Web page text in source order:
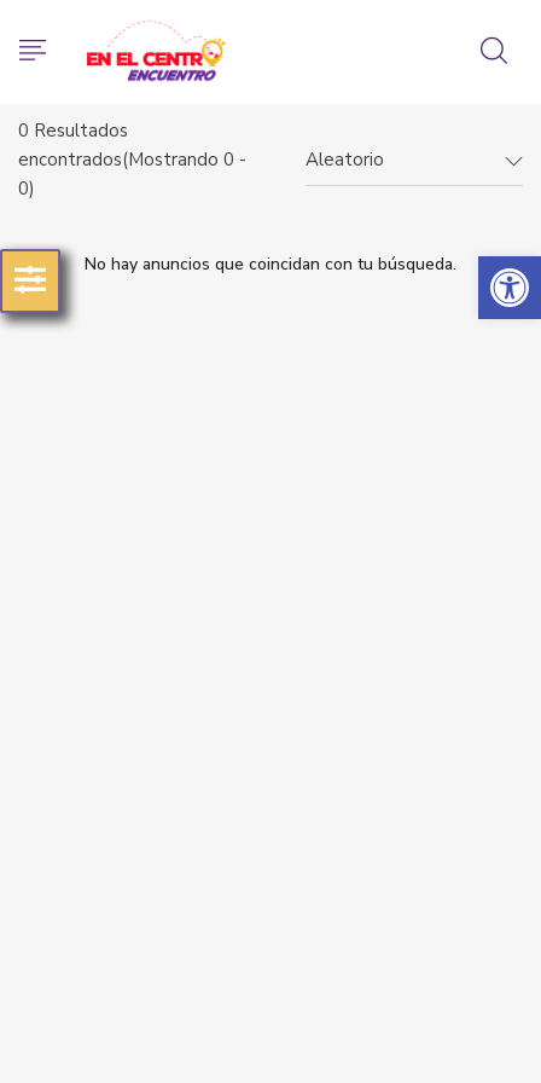
Abrir
0 Resultados
encontrados(Mostrando 0 -
0)
Aleatorio
No hay anuncios que coincidan con tu búsqueda.